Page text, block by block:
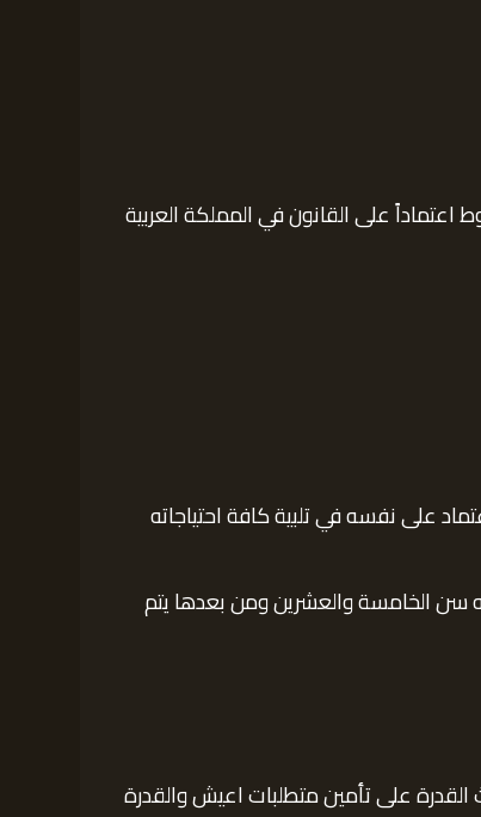
اعتماداً على القانون في المملكة العربية
على نفسه في تلبية كافة احتياجاته
سن الخامسة والعشرين ومن بعدها يتم
على تأمين متطلبات اعيش والقدرة